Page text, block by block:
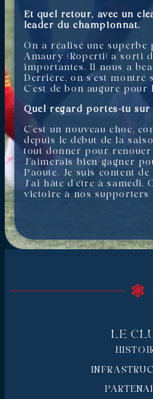
Et quel retour, avec un
leader du championnat.
On a réalisé une superbe
Amaury (Roperti) a sorti
importantes. Il nous a
Derrière, on s’est montré
C’est de bon augure pour
Quel regard portes-tu sur
C’est un nouveau choc,
depuis le début de la
tout donner pour renouer
J’aimerais bien gagner
Paoute. Je suis content
J’ai hâte d’être à
victoire à nos supporters
Le